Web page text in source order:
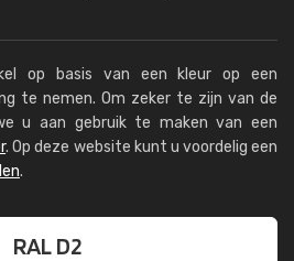
op basis van een kleur op een
te nemen. Om zeker te zijn van de
u aan gebruik te maken van een
. Op deze website kunt u voordelig een
.
RAL D2